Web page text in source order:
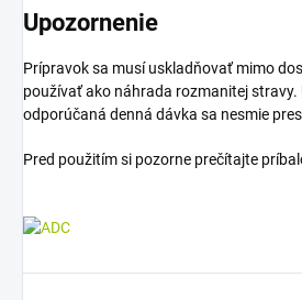
Upozornenie
Prípravok sa musí uskladňovať mimo
používať ako náhrada rozmanitej stravy.
odporúčaná denná dávka sa nesmie
Pred použitím si pozorne prečítajte